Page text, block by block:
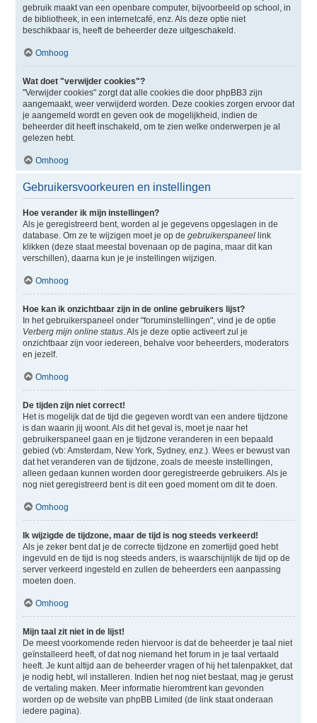
gebruik maakt van een openbare computer, bijvoorbeeld op school, in
de bibliotheek, in een internetcafé, enz. Als deze optie niet
beschikbaar is, heeft de beheerder deze uitgeschakeld.
Omhoog
Wat doet "verwijder cookies"?
"Verwijder cookies" zorgt dat alle cookies die door phpBB3 zijn
aangemaakt, weer verwijderd worden. Deze cookies zorgen ervoor dat
je aangemeld wordt en geven ook de mogelijkheid, indien de
beheerder dit heeft inschakeld, om te zien welke onderwerpen je al
gelezen hebt.
Omhoog
Gebruikersvoorkeuren en instellingen
Hoe verander ik mijn instellingen?
Als je geregistreerd bent, worden al je gegevens opgeslagen in de
database. Om ze te wijzigen moet je op de gebruikerspaneellink
klikken (deze staat meestal bovenaan op de pagina, maar dit kan
verschillen), daarna kun je je instellingen wijzigen.
Omhoog
Hoe kan ik onzichtbaar zijn in de online gebruikers lijst?
In het gebruikerspaneel onder "foruminstellingen", vind je de optie
Verberg mijn online status. Als je deze optie activeert zul je
onzichtbaar zijn voor iedereen, behalve voor beheerders, moderators
en jezelf.
Omhoog
De tijden zijn niet correct!
Het is mogelijk dat de tijd die gegeven wordt van een andere tijdzone
is dan waarin jij woont. Als dit het geval is, moet je naar het
gebruikerspaneel gaan en je tijdzone veranderen in een bepaald
gebied (vb: Amsterdam, New York, Sydney, enz.). Wees er bewust van
dat het veranderen van de tijdzone, zoals de meeste instellingen,
alleen gedaan kunnen worden door geregistreerde gebruikers. Als je
nog niet geregistreerd bent is dit een goed moment om dit te doen.
Omhoog
Ik wijzigde de tijdzone, maar de tijd is nog steeds verkeerd!
Als je zeker bent dat je de correcte tijdzone en zomertijd goed hebt
ingevuld en de tijd is nog steeds anders, is waarschijnlijk de tijd op de
server verkeerd ingesteld en zullen de beheerders een aanpassing
moeten doen.
Omhoog
Mijn taal zit niet in de lijst!
De meest voorkomende reden hiervoor is dat de beheerder je taal niet
geïnstalleerd heeft, of dat nog niemand het forum in je taal vertaald
heeft. Je kunt altijd aan de beheerder vragen of hij het talenpakket, dat
je nodig hebt, wil installeren. Indien het nog niet bestaat, mag je gerust
de vertaling maken. Meer informatie hieromtrent kan gevonden
worden op de website van phpBB Limited (de link staat onderaan
iedere pagina).